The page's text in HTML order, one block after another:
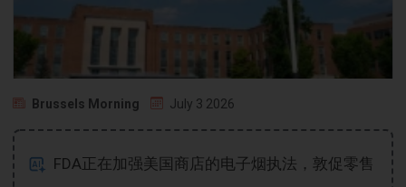
Brussels Morning July 3 2026
FDA正在加强美国商店的电子烟执法，敦促零售